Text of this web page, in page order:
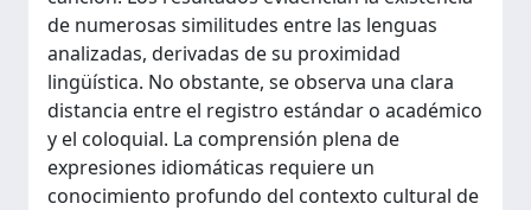
de numerosas similitudes entre las lenguas
analizadas, derivadas de su proximidad
lingüística. No obstante, se observa una clara
distancia entre el registro estándar o académico
y el coloquial. La comprensión plena de
expresiones idiomáticas requiere un
conocimiento profundo del contexto cultural de